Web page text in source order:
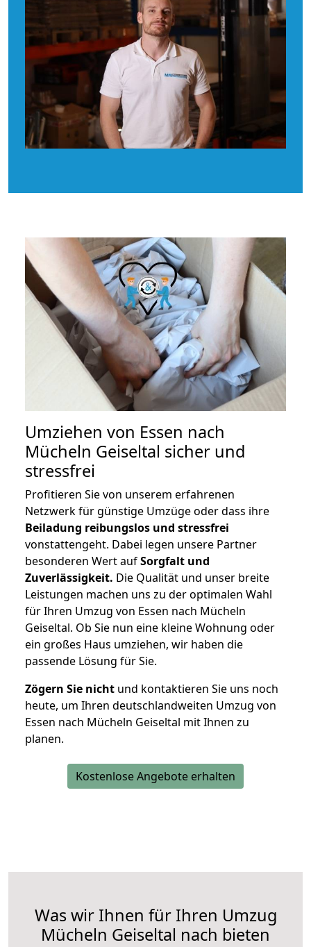
Umziehen von Essen nach
Mücheln Geiseltal sicher und
stressfrei
Profitieren Sie von unserem erfahrenen
Netzwerk für günstige Umzüge oder dass ihre
Beiladung reibungslos und stressfrei
vonstattengeht. Dabei legen unsere Partner
besonderen Wert aufSorgfalt und
Zuverlässigkeit. Die Qualität und unser breite
Leistungen machen uns zu der optimalen Wahl
für Ihren Umzug von Essen nach Mücheln
Geiseltal. Ob Sie nun eine kleine Wohnung oder
ein großes Haus umziehen, wir haben die
passende Lösung für Sie.
Zögern Sie nicht und kontaktieren Sie uns noch
heute, um Ihren deutschlandweiten Umzug von
Essen nach Mücheln Geiseltal mit Ihnen zu
planen.
Kostenlose Angebote erhalten
Was wir Ihnen für Ihren Umzug
Mücheln Geiseltal nach bieten